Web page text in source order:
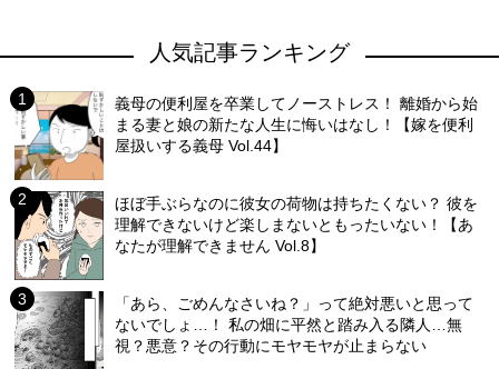
人気記事ランキング
義母の便利屋を卒業してノーストレス！ 離婚から始
まる妻と娘の新たな人生に悔いはなし！【嫁を便利
屋扱いする義母 Vol.44】
ほぼ手ぶらなのに彼女の荷物は持ちたくない？ 彼を
理解できないけど楽しまないともったいない！【あ
なたが理解できません Vol.8】
「あら、ごめんなさいね？」って絶対悪いと思って
ないでしょ…！ 私の畑に平然と踏み入る隣人…無
視？悪意？その行動にモヤモヤが止まらない